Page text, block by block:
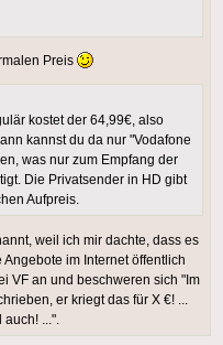
Preis
kostet der 64,99€, also
kannst du da nur "Vodafone
was nur zum Empfang der
Die Privatsender in HD gibt
Aufpreis.
weil ich mir dachte, dass es
im Internet öffentlich
VF an und beschweren sich "Im
er kriegt das für X €! ...
...".